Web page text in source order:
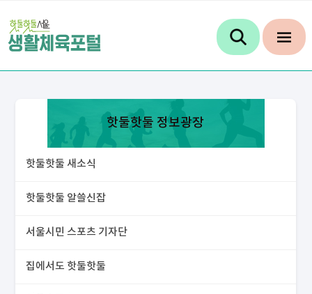
핫둘핫둘 정보광장
핫둘핫둘 새소식
핫둘핫둘 알쓸신잡
서울시민 스포츠 기자단
집에서도 핫둘핫둘